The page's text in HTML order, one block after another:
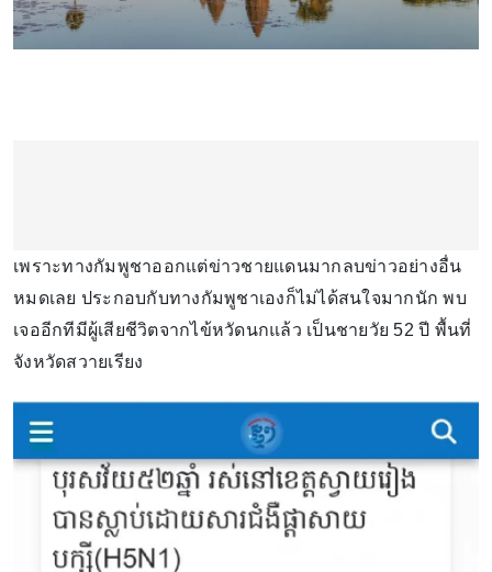
เพราะทางกัมพูชาออกแต่ข่าวชายแดนมากลบข่าวอย่างอื่น
หมดเลย ประกอบกับทางกัมพูชาเองก็ไม่ได้สนใจมากนัก พบ
เจออีกทีมีผู้เสียชีวิตจากไข้หวัดนกแล้ว เป็นชายวัย 52 ปี พื้นที่
จังหวัดสวายเรียง